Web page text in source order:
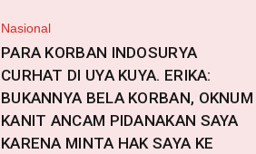
Nasional
PARA KORBAN INDOSURYA
CURHAT DI UYA KUYA. ERIKA:
BUKANNYA BELA KORBAN, OKNUM
KANIT ANCAM PIDANAKAN SAYA
KARENA MINTA HAK SAYA KE